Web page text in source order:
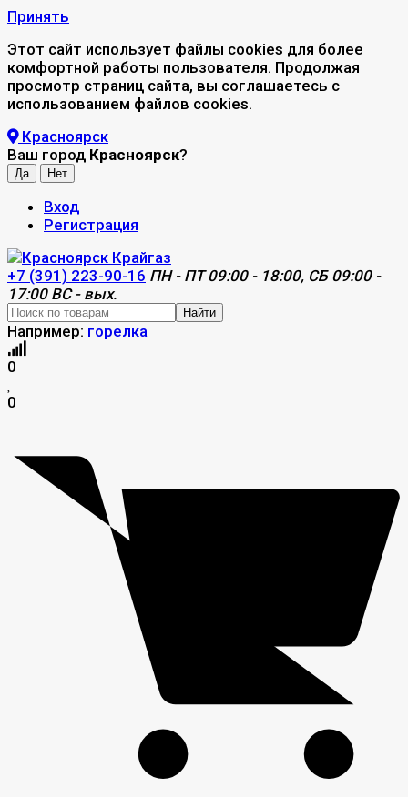
Принять
Этот сайт использует файлы cookies для более
комфортной работы пользователя. Продолжая
просмотр страниц сайта, вы соглашаетесь с
использованием файлов cookies.
Красноярск
Ваш город Красноярск?
Вход
Регистрация
+7 (391) 223-90-16 ПН - ПТ 09:00 - 18:00, СБ 09:00 -
17:00 ВС - вых.
Найти
Например: горелка
0
0